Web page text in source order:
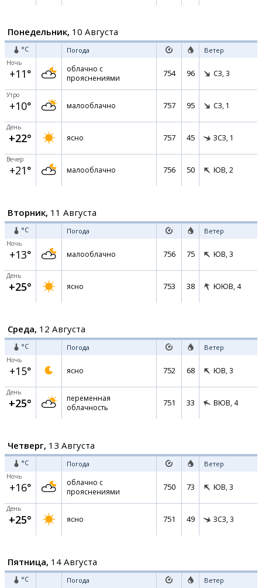
Понедельник, 10 Августа
°C Погода Ветер
Ночь
+11°
облачно с
прояснениями
754 96 СЗ, 3
Утро
+10° малооблачно 757 95 СЗ, 1
День
+22° ясно 757 45 ЗСЗ, 1
Вечер
+21° малооблачно 756 50 ЮВ, 2
Вторник, 11 Августа
°C Погода Ветер
Ночь
+13° малооблачно 756 75 ЮВ, 3
День
+25° ясно 753 38 ЮЮВ, 4
Среда, 12 Августа
°C Погода Ветер
Ночь
+15° ясно 752 68 ЮВ, 3
День
+25°
переменная
облачность
751 33 ВЮВ, 4
Четверг, 13 Августа
°C Погода Ветер
Ночь
+16°
облачно с
прояснениями
750 73 ЮВ, 3
День
+25° ясно 751 49 ЗСЗ, 3
Пятница, 14 Августа
°C Погода Ветер